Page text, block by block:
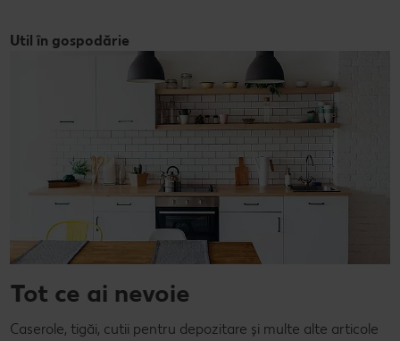
Util în gospodărie
Tot ce ai nevoie
Caserole, tigăi, cutii pentru depozitare și multe alte articole